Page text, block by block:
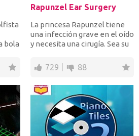
bola
Rapunzel Ear Surgery
La princesa Rapunzel tiene
una infección grave en el oído
y necesita una cirugía. Sea su
729 88